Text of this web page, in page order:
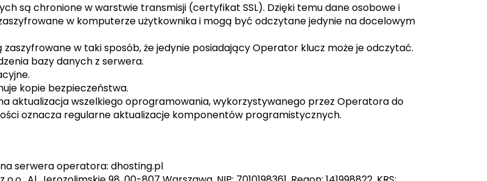
są chronione w warstwie transmisji (certyfikat SSL). Dzięki temu dane osobowe i
w komputerze użytkownika i mogą być odczytane jedynie na docelowym
w taki sposób, że jedynie posiadający Operator klucz może je odczytać.
bazy danych z serwera.
kopie bezpieczeństwa.
aktualizacja wszelkiego oprogramowania, wykorzystywanego przez Operatora do
oznacza regularne aktualizacje komponentów programistycznych.
serwera operatora: dhosting.pl